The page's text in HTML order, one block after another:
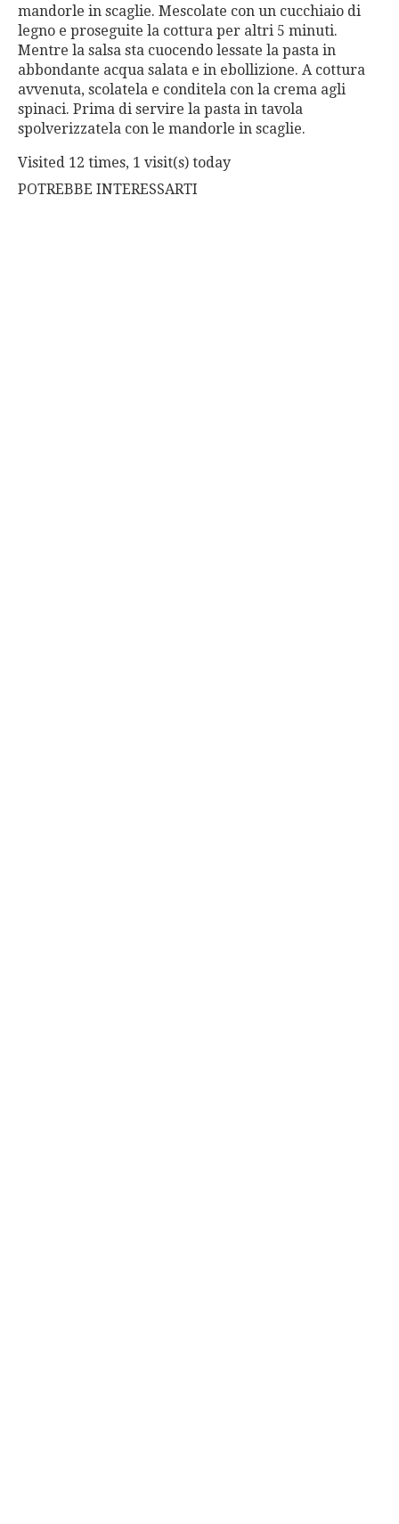
mandorle in scaglie. Mescolate con un cucchiaio di
legno e proseguite la cottura per altri 5 minuti.
Mentre la salsa sta cuocendo lessate la pasta in
abbondante acqua salata e in ebollizione. A cottura
avvenuta, scolatela e conditela con la crema agli
spinaci. Prima di servire la pasta in tavola
spolverizzatela con le mandorle in scaglie.
Visited 12 times, 1 visit(s) today
POTREBBE INTERESSARTI